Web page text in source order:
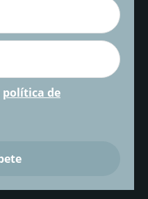
política de